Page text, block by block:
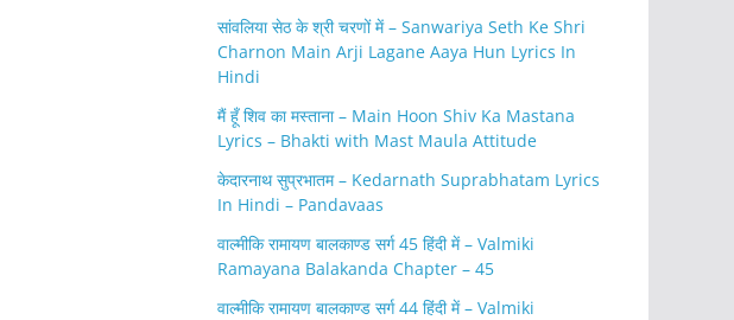
सांवलिया सेठ के श्री चरणों में – Sanwariya Seth Ke Shri
Charnon Main Arji Lagane Aaya Hun Lyrics In
Hindi
मैं हूँ शिव का मस्ताना – Main Hoon Shiv Ka Mastana
Lyrics – Bhakti with Mast Maula Attitude
केदारनाथ सुप्रभातम – Kedarnath Suprabhatam Lyrics
In Hindi – Pandavaas
वाल्मीकि रामायण बालकाण्ड सर्ग 45 हिंदी में – Valmiki
Ramayana Balakanda Chapter – 45
वाल्मीकि रामायण बालकाण्ड सर्ग 44 हिंदी में – Valmiki